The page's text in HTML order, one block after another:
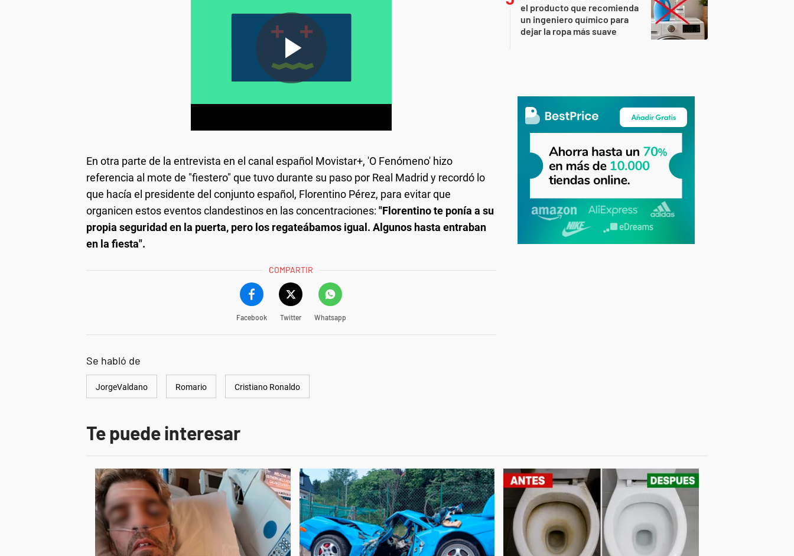
En otra parte de la entrevista en el canal español Movistar+, 'O Fenómeno' hizo
referencia al mote de "fiestero" que tuvo durante su paso por Real Madrid y recordó lo
que hacía el presidente del conjunto español, Florentino Pérez, para evitar que
organicen estos eventos clandestinos en las concentraciones: "Florentino te ponía a su
propia seguridad en la puerta, pero los regateábamos igual. Algunos hasta entraban
en la fiesta".
COMPARTIR
Facebook Twitter Whatsapp
Se habló de
JorgeValdano Romario Cristiano Ronaldo
el producto que recomienda
un ingeniero químico para
dejar la ropa más suave
Te puede interesar